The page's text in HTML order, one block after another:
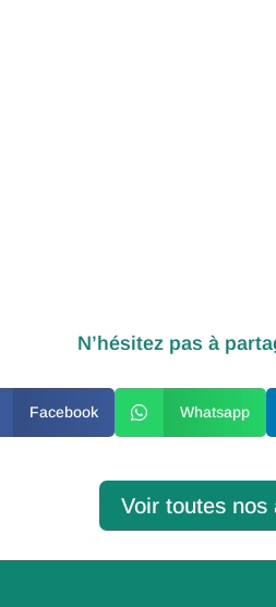
N’hésitez pas à
Facebook  Whatsapp
Voir toutes nos